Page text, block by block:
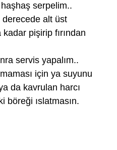
serpelim..
derecede alt üst
pişirip fırından
servis yapalım..
için ya suyunu
da kavrulan harcı
böreği ıslatmasın.